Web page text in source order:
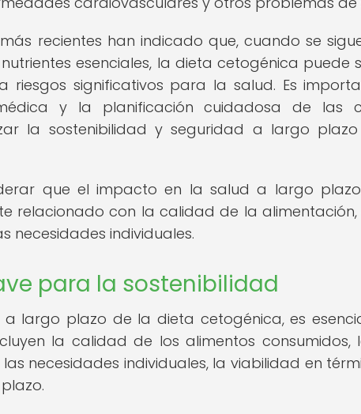
recientes han indicado que, cuando se
esenciales, la dieta cetogénica puede
significativos para la salud. Es
y la planificación cuidadosa de las
la sostenibilidad y seguridad a largo
que el impacto en la salud a largo
relacionado con la calidad de la alimentación,
necesidades individuales.
para la sostenibilidad
largo plazo de la dieta cetogénica, es
la calidad de los alimentos consumidos,
necesidades individuales, la viabilidad en